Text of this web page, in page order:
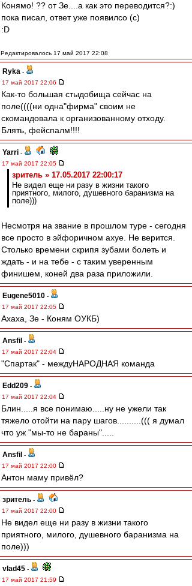
Конямо! ?? от Зе....а как это переводится?:)
пока писал, ответ уже появилсо (с)
:D
Редактировалось 17 май 2017 22:08
Ryka -
17 май 2017 22:06
Как-то большая стыдобища сейчас на
поле((((ни одна"фирма" своим не
скомандовала к организованному отходу.
Блять, фейспалм!!!!
Yarri -
17 май 2017 22:05
зpитель » 17.05.2017 22:00:17
Не видел еще ни разу в жизни такого
приятного, милого, душевного баранизма на
поле)))
Несмотря на звание в прошлом туре - сегодня
все просто в эйфоричном ахуе. Не верится.
Столько времени скрипя зубами болеть и
ждать - и на тебе - с таким уверенным
финишем, коней два раза приложили.
Eugene5010 -
17 май 2017 22:05
Ахаха, Зе - Коням ОУКБ)
Ansfil -
17 май 2017 22:04
"Спартак" - междуНАРОДНАЯ команда
Edd209 -
17 май 2017 22:04
Блин.....я все понимаю.....ну не ужели так
тяжело отойти на пару шагов..........((( я думал
что уж "мы-то не бараны".....
Ansfil -
17 май 2017 22:00
Антон маму привёл?
зpитель -
17 май 2017 22:00
Не видел еще ни разу в жизни такого
приятного, милого, душевного баранизма на
поле)))
vlad45 -
17 май 2017 21:59